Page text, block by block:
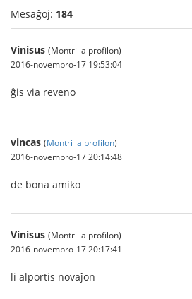
Mesaĝoj: 184
Vinisus (Montri la profilon)
2016-novembro-17 19:53:04
ĝis via reveno
vincas (Montri la profilon)
2016-novembro-17 20:14:48
de bona amiko
Vinisus (Montri la profilon)
2016-novembro-17 20:17:41
li alportis novaĵon